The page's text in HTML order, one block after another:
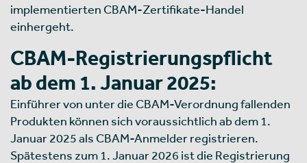
implementierten CBAM-Zertifikate-Handel
einhergeht.
CBAM-Registrierungspflicht
ab dem 1. Januar 2025:
Einführer von unter die CBAM-Verordnung fallenden
Produkten können sich voraussichtlich ab dem 1.
Januar 2025 als CBAM-Anmelder registrieren.
Spätestens zum 1. Januar 2026 ist die Registrierung